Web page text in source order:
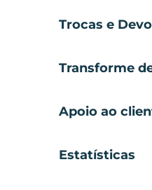
Trocas e
Transforme
Apoio ao
Estatísticas